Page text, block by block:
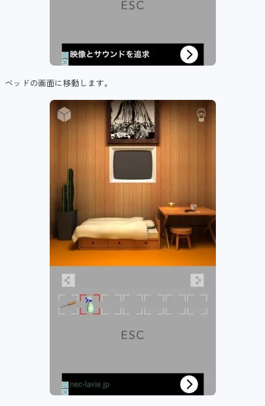
ベッドの画面に移動します。